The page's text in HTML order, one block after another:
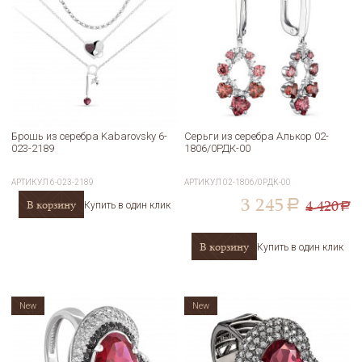
Брошь из серебра Kabarovsky 6-
023-2189
АРТИКУЛ6-023-2189
В корзину Купить в один клик
Серьги из серебра Алькор 02-
1806/0РДК-00
АРТИКУЛ02-1806/0РДК-00
3 245 a 4 420a
В корзину Купить в один клик
New New